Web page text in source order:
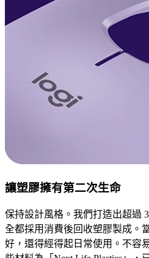
讓塑膠擁有第二次生命
保持設計風格。我們打造出超過
全都採用消費後回收塑膠製成。
好，還得經得起日常使用。不容